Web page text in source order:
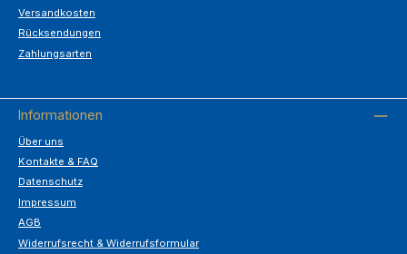
Versandkosten
Rücksendungen
Zahlungsarten
Informationen
Über uns
Kontakte & FAQ
Datenschutz
Impressum
AGB
Widerrufsrecht & Widerrufsformular